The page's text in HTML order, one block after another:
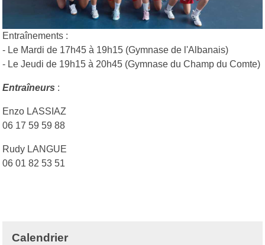
Entraînements :
- Le Mardi de 17h45 à 19h15 (Gymnase de l'Albanais)
- Le Jeudi de 19h15 à 20h45 (Gymnase du Champ du Comte)
Entraîneurs :
Enzo LASSIAZ
06 17 59 59 88
Rudy LANGUE
06 01 82 53 51
Calendrier